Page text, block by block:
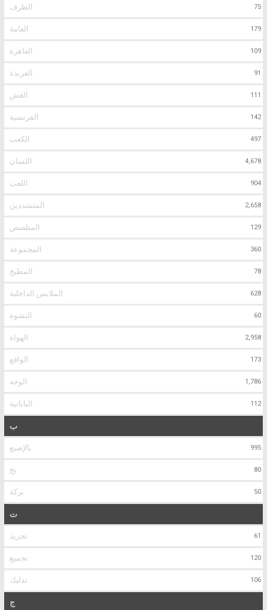
الطرف 75
العامة 179
العاهرة 109
العربدة 91
الغش 111
الفرنسية 142
الكعب 497
اللسان 4,678
اللعب 904
المتشددين 2,658
المتلصص 129
المجموعة 360
المطبخ 78
الملابس الداخلية 628
النشوة 60
الهواة 2,958
الواقع 173
الوجه 1,786
اليابانية 112
ب
بالإصبع 995
بخ 80
بركة 50
ت
تجريد 61
تجميع 120
تدليك 106
ج